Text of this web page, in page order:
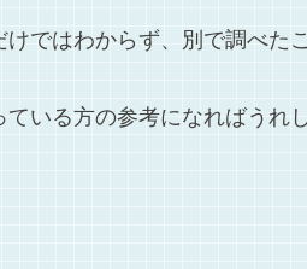
けではわからず、別で調べ
ている方の参考になればうれ